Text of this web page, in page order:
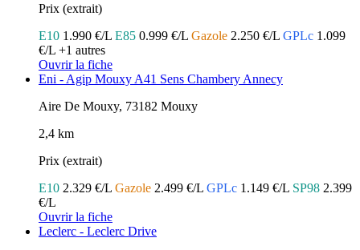
Prix (extrait)
E10 1.990 €/L E85 0.999 €/L Gazole 2.250 €/L GPLc 1.099
€/L +1 autres
Ouvrir la fiche
Eni - Agip Mouxy A41 Sens Chambery Annecy
Aire De Mouxy, 73182 Mouxy
2,4 km
Prix (extrait)
E10 2.329 €/L Gazole 2.499 €/L GPLc 1.149 €/L SP98 2.399
€/L
Ouvrir la fiche
Leclerc - Leclerc Drive